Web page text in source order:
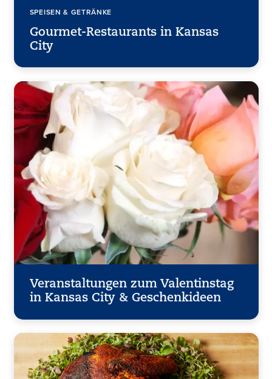
SPEISEN & GETRÄNKE
Gourmet-Restaurants in Kansas
City
Veranstaltungen zum Valentinstag
in Kansas City & Geschenkideen